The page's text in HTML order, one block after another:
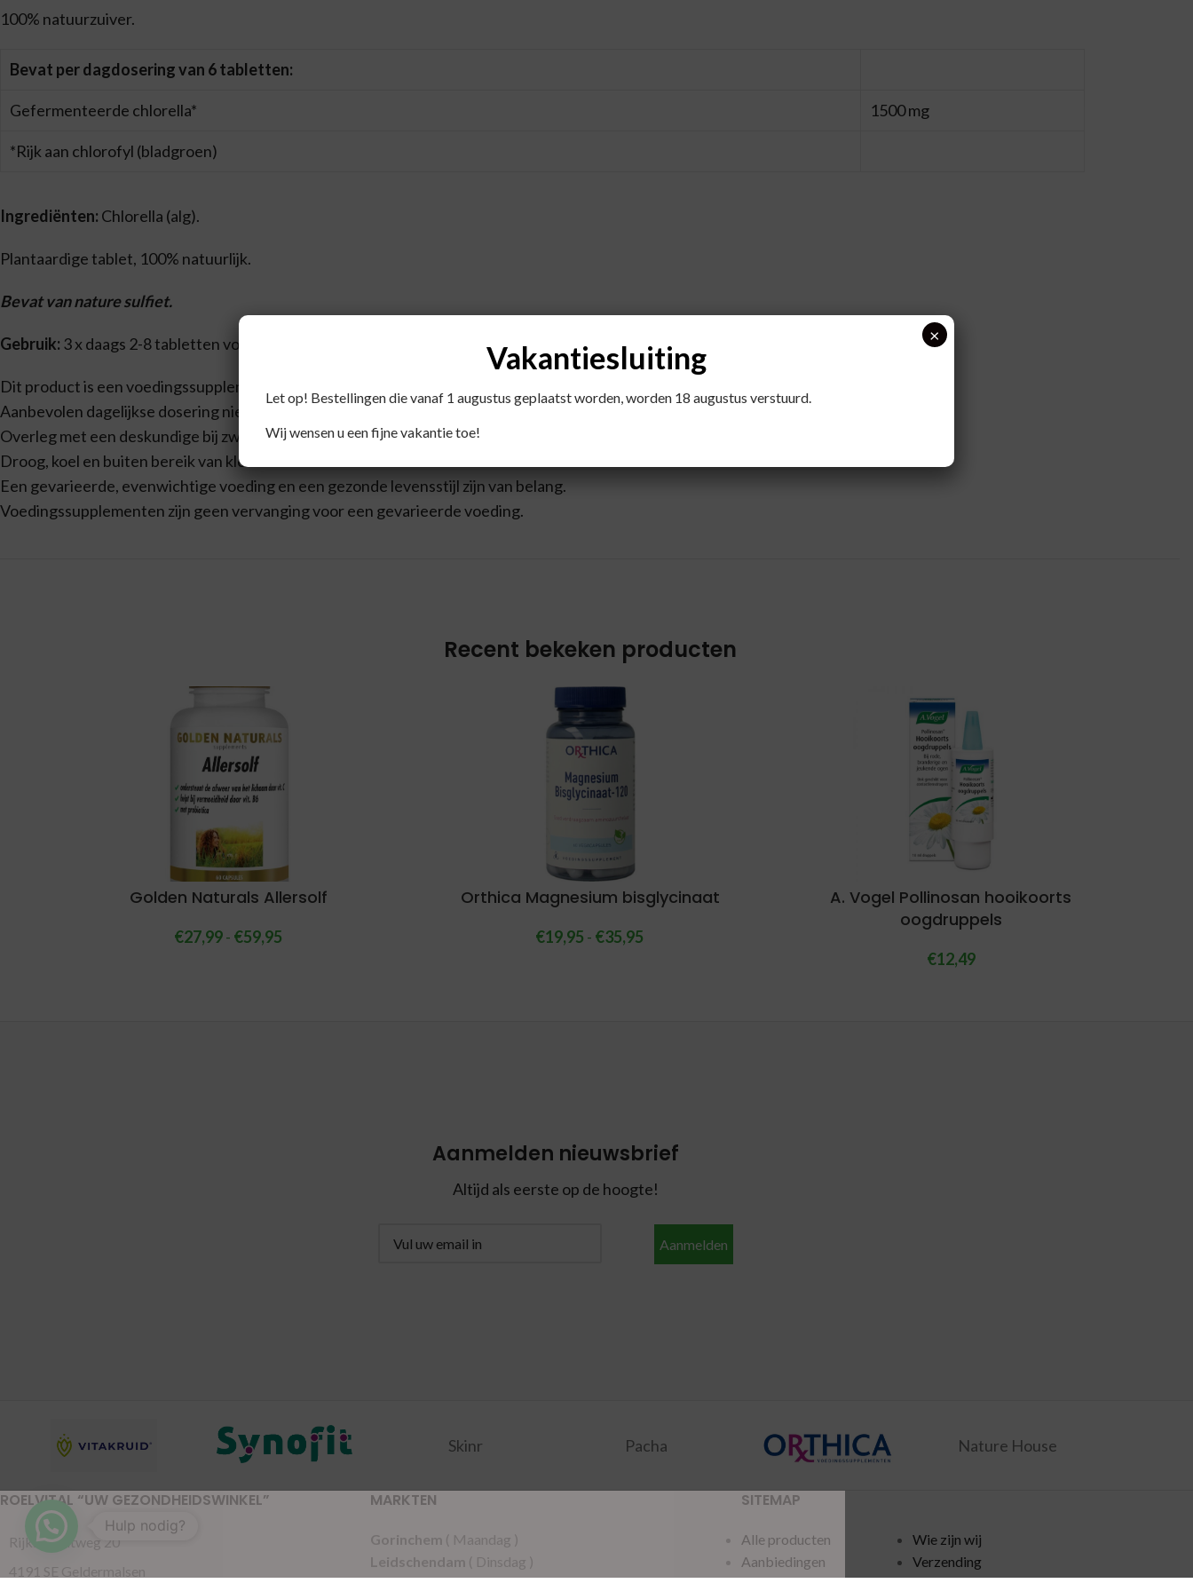
100% natuurzuiver.
Bevat per dagdosering van 6 tabletten:
Gefermenteerde chlorella* 1500 mg
*Rijk aan chlorofyl (bladgroen)
Ingrediënten: Chlorella (alg).
Plantaardige tablet, 100% natuurlijk.
Bevat van nature sulfiet.
Gebruik: 3 x daags 2-8 tabletten voor de maaltijd met water of een vloeistof innemen, tenzij anders geadviseerd.
Dit product is een voedingssupplement.
Aanbevolen dagelijkse dosering niet overschrijden.
Overleg met een deskundige bij zwangerschap, lactatie, ziekte en medicijngebruik.
Droog, koel en buiten bereik van kleine kinderen laten.
Een gevarieerde, evenwichtige voeding en een gezonde levensstijl zijn van belang.
Voedingssupplementen zijn geen vervanging voor een gevarieerde voeding.
Recent bekeken producten
Golden Naturals Allersolf
€27,99- €59,95
Orthica Magnesium bisglycinaat
€19,95 - €35,95
A. Vogel Pollinosan hooikoorts
oogdruppels
€12,49
Aanmelden nieuwsbrief
Altijd als eerste op de hoogte!
Aanmelden
Skinr Pacha Nature House
ROELVITAL “UW GEZONDHEIDSWINKEL”
Rijksstraatweg 20
4191 SE Geldermalsen
MARKTEN
Gorinchem ( Maandag )
Leidschendam ( Dinsdag )
SITEMAP
Alle producten
Wie zijn wij
Aanbiedingen
Verzending
Vakantiesluiting
Let op! Bestellingen die vanaf 1 augustus geplaatst worden, worden 18 augustus verstuurd.
Wij wensen u een fijne vakantie toe!
×
Hulp nodig?